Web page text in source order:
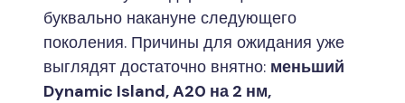
буквально накануне следующего
поколения. Причины для ожидания уже
выглядят достаточно внятно: меньший
Dynamic Island, A20 на 2 нм,